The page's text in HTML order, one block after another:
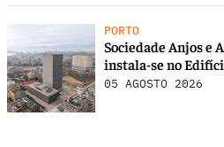
PORTO
Sociedade Anjos e
instala-se no
05 AGOSTO 2026